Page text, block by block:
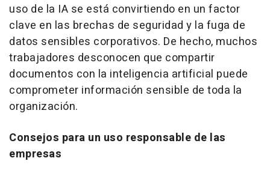
uso de la IA se está convirtiendo en un factor
clave en las brechas de seguridad y la fuga de
datos sensibles corporativos. De hecho, muchos
trabajadores desconocen que compartir
documentos con la inteligencia artificial puede
comprometer información sensible de toda la
organización.
Consejos para un uso responsable de las
empresas